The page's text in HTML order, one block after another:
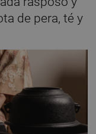
de pera, té y